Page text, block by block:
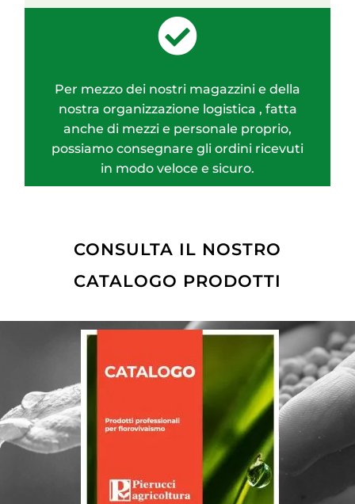
Per mezzo dei nostri magazzini e della
nostra organizzazione logistica , fatta
anche di mezzi e personale proprio,
possiamo consegnare gli ordini ricevuti
in modo veloce e sicuro.
CONSULTA IL NOSTRO
CATALOGO PRODOTTI